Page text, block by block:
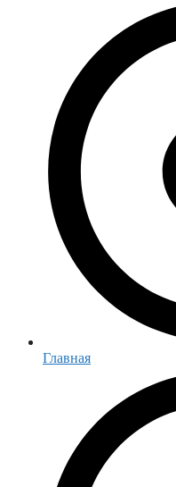
Главная